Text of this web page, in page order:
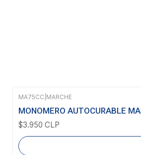
Agotado
MA75CC MARCHE
MONOMERO AUTOCURABLE
$3.950 CLP